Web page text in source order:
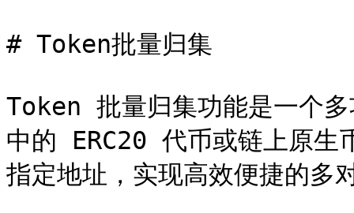
# Token批量归集
Token 批量归集功能是一个
中的 ERC20 代币或链上原生
指定地址，实现高效便捷的多